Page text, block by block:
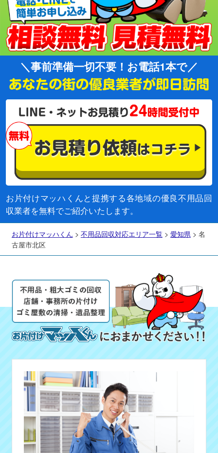
事前準備一切不要！お電話1本で
お片付けマッハくんと提携する各地域の優良不用品回
収業者を無料でご紹介いたします。
お片付けマッハくん > 不用品回収対応エリア一覧> 愛知県 > 名
古屋市北区